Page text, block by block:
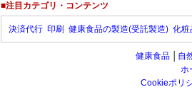
■注目カテゴリ・コンテンツ
決済代行 印刷 健康食品の製造(受託製造) 化粧
健康食品 自
ホ
Cookieポリ